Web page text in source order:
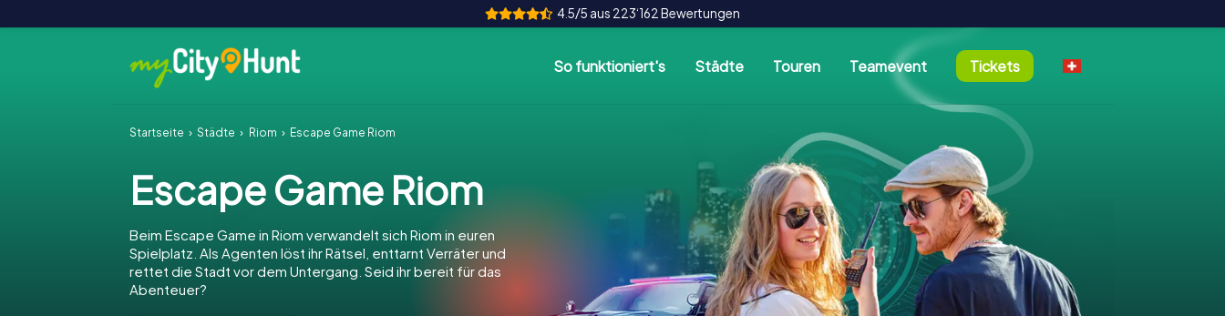
4.5/5 aus 223‘162 Bewertungen
So funktioniert's Städte Touren Teamevent Tickets
Startseite Städte Riom Escape Game Riom
Escape Game Riom
Beim Escape Game in Riom verwandelt sich Riom in euren
Spielplatz. Als Agenten löst ihr Rätsel, enttarnt Verräter und
rettet die Stadt vor dem Untergang. Seid ihr bereit für das
Abenteuer?